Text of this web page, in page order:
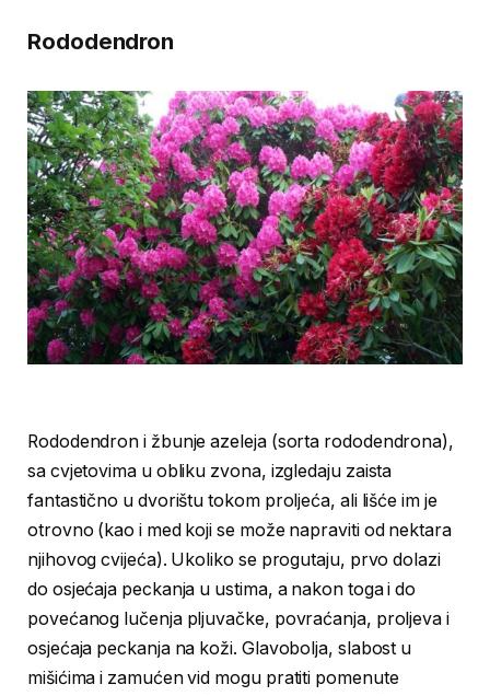
Rododendron
Rododendron i žbunje azeleja (sorta rododendrona),
sa cvjetovima u obliku zvona, izgledaju zaista
fantastično u dvorištu tokom proljeća, ali lišće im je
otrovno (kao i med koji se može napraviti od nektara
njihovog cvijeća). Ukoliko se progutaju, prvo dolazi
do osjećaja peckanja u ustima, a nakon toga i do
povećanog lučenja pljuvačke, povraćanja, proljeva i
osjećaja peckanja na koži. Glavobolja, slabost u
mišićima i zamućen vid mogu pratiti pomenute